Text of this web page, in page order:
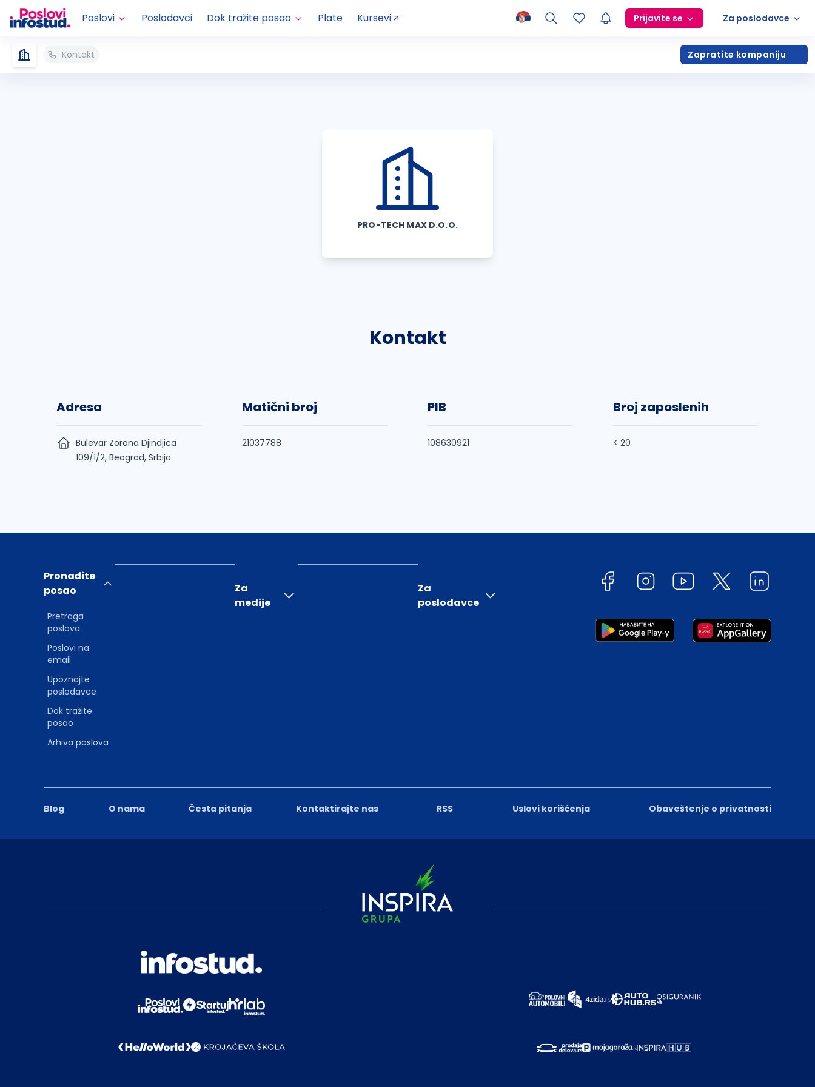
Poslovi Poslodavci Dok tražite posao Plate Kursevi Prijavite se Za poslodavce
Kontakt Zapratite kompaniju
PRO-TECH MAX D.O.O.
Kontakt
Adresa
Bulevar Zorana Djindjica
109/1/2, Beograd, Srbija
Matični broj
21037788
PIB
108630921
Broj zaposlenih
< 20
Blog O nama Česta pitanja Kontaktirajte nas RSS Uslovi korišćenja Obaveštenje o privatnosti
Pronađite
posao
Pretraga
poslova
Poslovi na
email
Upoznajte
poslodavce
Dok tražite
posao
Arhiva poslova
Za
medije
Za
poslodavce